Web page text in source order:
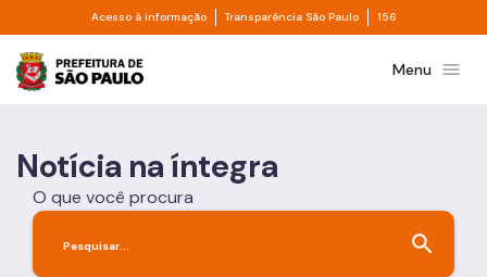
Pular para o Conteúdo principal
Acesso à informação Divisor de acesso à informação
Transparência São Paulo Divisor de
156
Prefeitura de São PauloMenu menu
Notícia na íntegra
O que você procura
search